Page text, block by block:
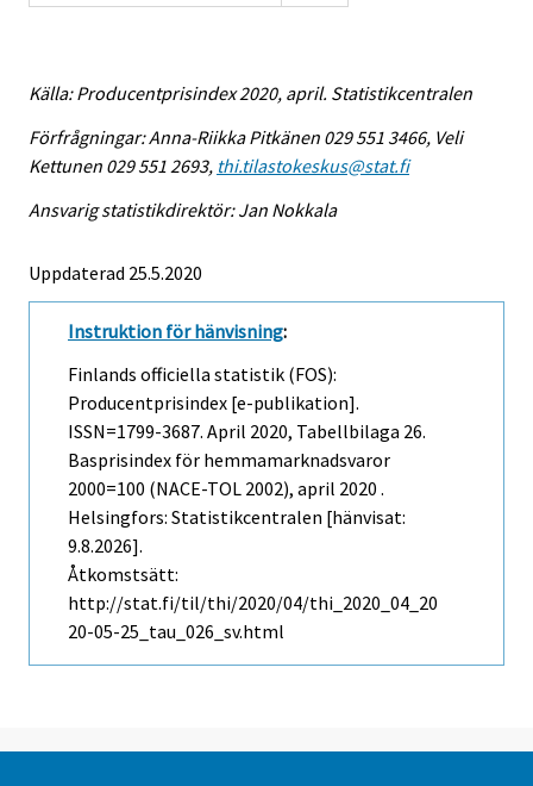
Källa: Producentprisindex 2020, april. Statistikcentralen
Förfrågningar: Anna-Riikka Pitkänen 029 551 3466, Veli
Kettunen 029 551 2693, thi.tilastokeskus@stat.fi
Ansvarig statistikdirektör: Jan Nokkala
Uppdaterad 25.5.2020
Instruktion för hänvisning:
Finlands officiella statistik (FOS):
Producentprisindex [e-publikation].
ISSN=1799-3687. April 2020, Tabellbilaga 26.
Basprisindex för hemmamarknadsvaror
2000=100 (NACE-TOL 2002), april 2020 .
Helsingfors: Statistikcentralen [hänvisat:
9.8.2026].
Åtkomstsätt:
http://stat.fi/til/thi/2020/04/thi_2020_04_20
20-05-25_tau_026_sv.html